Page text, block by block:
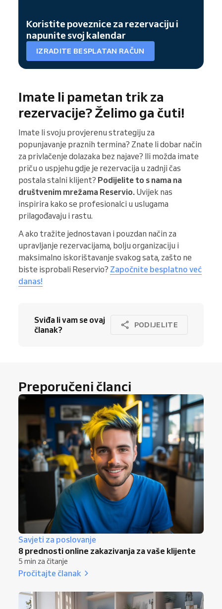
Koristite poveznice za rezervaciju i
napunite svoj kalendar
IZRADITE BESPLATAN RAČUN
Imate li pametan trik za
rezervacije? Želimo ga čuti!
Imate li svoju provjerenu strategiju za
popunjavanje praznih termina? Znate li dobar način
za privlačenje dolazaka bez najave? Ili možda imate
priču o uspjehu gdje je rezervacija u zadnji čas
postala stalni klijent? Podijelite to s nama na
društvenim mrežama Reservio. Uvijek nas
inspirira kako se profesionalci u uslugama
prilagođavaju i rastu.
A ako tražite jednostavan i pouzdan način za
upravljanje rezervacijama, bolju organizaciju i
maksimalno iskorištavanje svakog sata, zašto ne
biste isprobali Reservio? Započnite besplatno već
danas!
Sviđa li vam se ovaj
članak?
PODIJELITE
Preporučeni članci
Savjeti za poslovanje
8 prednosti online zakazivanja za vaše klijente
5 min za čitanje
Pročitajte članak